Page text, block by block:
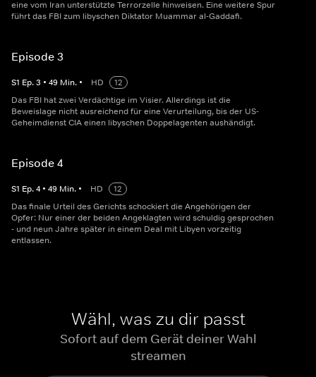
eine vom Iran unterstützte Terrorzelle hinweisen. Eine weitere Spur
führt das FBI zum libyschen Diktator Muammar al-Gaddafi.
Episode 3
S1 Ep.3 • 49 Min. • HD
12
Das FBI hat zwei Verdächtige im Visier. Allerdings ist die
Beweislage nicht ausreichend für eine Verurteilung, bis der US-
Geheimdienst CIA einen libyschen Doppelagenten aushändigt.
Episode 4
S1 Ep.4 • 49 Min. • HD
12
Das finale Urteil des Gerichts schockiert die Angehörigen der
Opfer: Nur einer der beiden Angeklagten wird schuldig gesprochen
- und neun Jahre später in einem Deal mit Libyen vorzeitig
entlassen.
Wähl, was zu dir passt
Sofort auf dem Gerät deiner Wahl
streamen